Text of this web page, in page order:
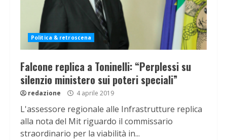
Politica & retroscena
Falcone replica a Toninelli: “Perplessi su
silenzio ministero sui poteri speciali”
redazione 4 aprile 2019
L'assessore regionale alle Infrastrutture replica
alla nota del Mit riguardo il commissario
straordinario per la viabilità in...